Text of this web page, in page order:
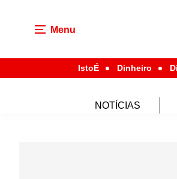
Menu
IstoÉ Dinheiro
NOTÍCIAS